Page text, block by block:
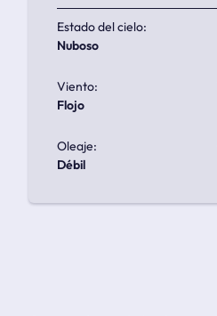
Estado del cielo:
nuboso
Viento:
flojo
Oleaje:
débil